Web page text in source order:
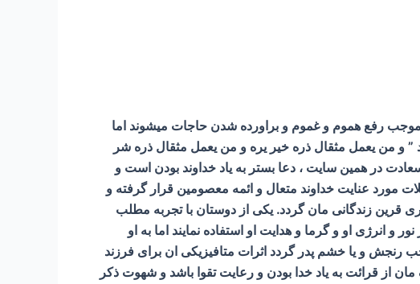
موجب رفع هموم و غموم و براورده شدن حاجات میشوند اما
” و من یعمل مثقال ذره خیر یره و من یعمل مثقال ذره شر
در همین سایت ، دعا بستر به یاد خداوند بودن است و
مورد عنایت خداوند متعال و ائمه معصومین قرار گرفته و
قرین زندگانی مان گردد. یکی از دوستان با تجربه مطلب
انرژی او و گرما و هدایت او استفاده نمایند اما به او
رنجش و یا خشم پدر گردد اثرات متافیزیکی ان برای فرزند
از قرائت به یاد خدا بودن و رعایت تقوا باشد و شهوت ذکر